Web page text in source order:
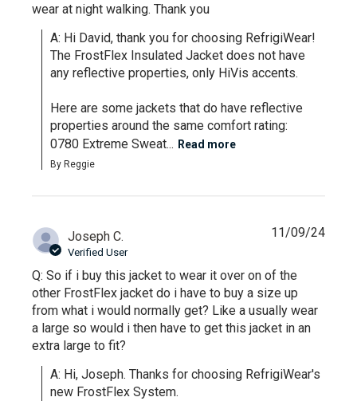
wear at night walking. Thank you
A: Hi David, thank you for choosing RefrigiWear!
The FrostFlex Insulated Jacket does not have
any reflective properties, only HiVis accents.
Here are some jackets that do have reflective
properties around the same comfort rating:
0780 Extreme Sweat... Read more
By Reggie
Joseph C.
Verified User
Q: So if i buy this jacket to wear it over on of the
other FrostFlex jacket do i have to buy a size up
from what i would normally get? Like a usually wear
a large so would i then have to get this jacket in an
extra large to fit?
A: Hi, Joseph. Thanks for choosing RefrigiWear's
new FrostFlex System.
11/09/24